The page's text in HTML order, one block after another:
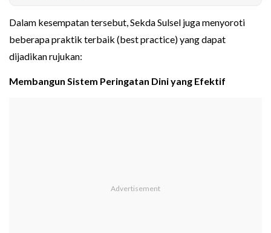
Dalam kesempatan tersebut, Sekda Sulsel juga menyoroti
beberapa praktik terbaik (best practice) yang dapat
dijadikan rujukan:
Membangun Sistem Peringatan Dini yang Efektif